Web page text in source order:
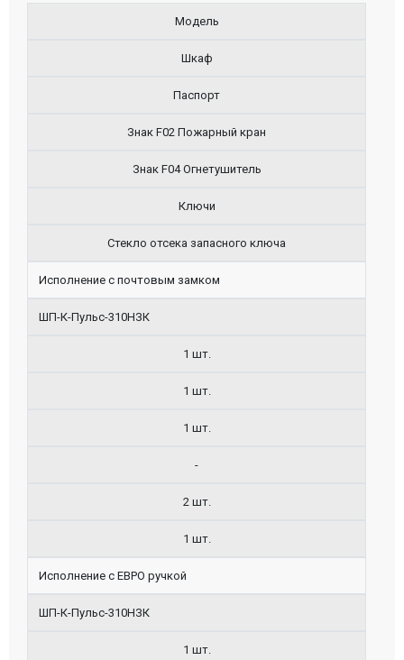
Модель
Шкаф
Паспорт
Знак F02 Пожарный кран
Знак F04 Огнетушитель
Ключи
Стекло отсека запасного ключа
Исполнение с почтовым замком
ШП-К-Пульс-310НЗК
1 шт.
1 шт.
1 шт.
-
2 шт.
1 шт.
Исполнение с ЕВРО ручкой
ШП-К-Пульс-310НЗК
1 шт.